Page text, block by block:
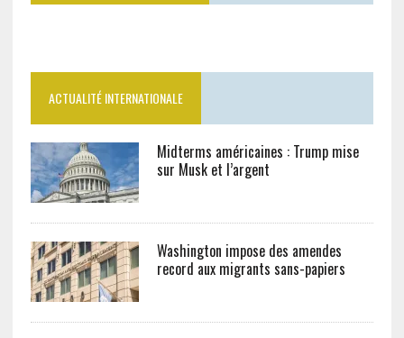
ACTUALITÉ INTERNATIONALE
Midterms américaines : Trump mise
sur Musk et l’argent
Washington impose des amendes
record aux migrants sans-papiers